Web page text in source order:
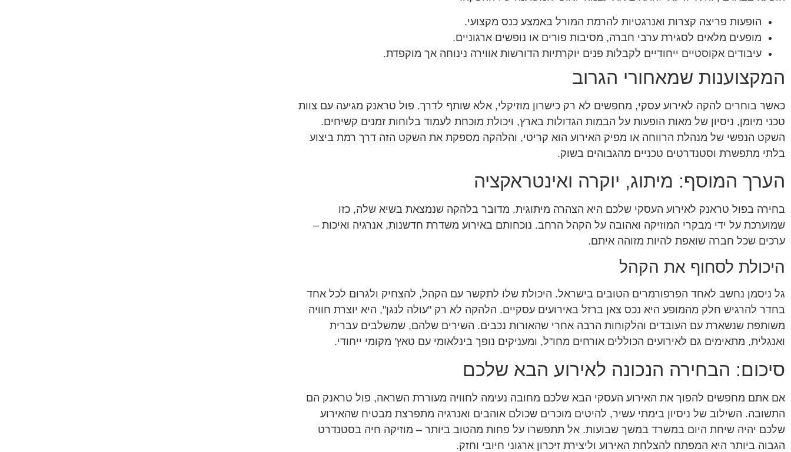
הופעות פריצה קצרות ואנרגטיות להרמת המורל באמצע כנס מקצועי.
מופעים מלאים לסגירת ערבי חברה, מסיבות פורים או נופשים ארגוניים.
עיבודים אקוסטיים ייחודיים לקבלות פנים יוקרתיות הדורשות אווירה נינוחה אך מוקפדת.
המקצוענות שמאחורי הגרוב
כאשר בוחרים להקה לאירוע עסקי, מחפשים לא רק כישרון מוזיקלי, אלא שותף לדרך. פול טראנק מגיעה עם צוות
טכני מיומן, ניסיון של מאות הופעות על הבמות הגדולות בארץ, ויכולת מוכחת לעמוד בלוחות זמנים קשיחים.
השקט הנפשי של מנהלת הרווחה או מפיק האירוע הוא קריטי, והלהקה מספקת את השקט הזה דרך רמת ביצוע
בלתי מתפשרת וסטנדרטים טכניים מהגבוהים בשוק.
הערך המוסף: מיתוג, יוקרה ואינטראקציה
בחירה בפול טראנק לאירוע העסקי שלכם היא הצהרה מיתוגית. מדובר בלהקה שנמצאת בשיא שלה, כזו
שמוערכת על ידי מבקרי המוזיקה ואהובה על הקהל הרחב. נוכחותם באירוע משדרת חדשנות, אנרגיה ואיכות –
ערכים שכל חברה שואפת להיות מזוהה איתם.
היכולת לסחוף את הקהל
גל ניסמן נחשב לאחד הפרפורמרים הטובים בישראל. היכולת שלו לתקשר עם הקהל, להצחיק ולגרום לכל אחד
בחדר להרגיש חלק מהמופע היא נכס צאן ברזל באירועים עסקיים. הלהקה לא רק "עולה לנגן", היא יוצרת חוויה
משותפת שנשארת עם העובדים והלקוחות הרבה אחרי שהאורות נכבים. השירים שלהם, שמשלבים עברית
ואנגלית, מתאימים גם לאירועים הכוללים אורחים מחו"ל, ומעניקים נופך בינלאומי עם טאץ' מקומי ייחודי.
סיכום: הבחירה הנכונה לאירוע הבא שלכם
אם אתם מחפשים להפוך את האירוע העסקי הבא שלכם מחובה נעימה לחוויה מעוררת השראה, פול טראנק הם
התשובה. השילוב של ניסיון בימתי עשיר, להיטים מוכרים שכולם אוהבים ואנרגיה מתפרצת מבטיח שהאירוע
שלכם יהיה שיחת היום במשרד במשך שבועות. אל תתפשרו על פחות מהטוב ביותר – מוזיקה חיה בסטנדרט
הגבוה ביותר היא המפתח להצלחת האירוע וליצירת זיכרון ארגוני חיובי וחזק.